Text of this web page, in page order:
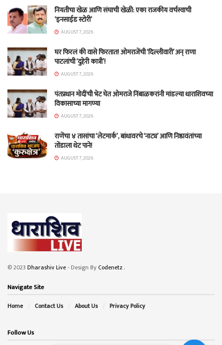
नियतीचा खेळ आणि संघाची खेळी: एका राजकीय वर्चस्वाची
‘इनसाईड स्टोरी’
AUGUST 7, 2026
घर फिरलं की वासे फिरतात! ओमराजेंची ‘दिल्लीवारी’ अन् राणा
पाटलांची ‘दुहेरी कात्री’!
AUGUST 7, 2026
पंतप्रधान मोदींची भेट घेत ओमराजे निंबाळकरांनी मांडल्या धाराशिवच्या
विकासाच्या मागण्या
AUGUST 7, 2026
राणेंचा ४ तासांचा ‘लेटमार्क’, बांधावरचे ‘नाट्य’ आणि निष्ठावंतांच्या
तोंडाला थेट पाने!
AUGUST 7, 2026
© 2023 Dharashiv Live - Design ByCodenetz .
Navigate Site
Home Contact Us About Us Privacy Policy
Follow Us